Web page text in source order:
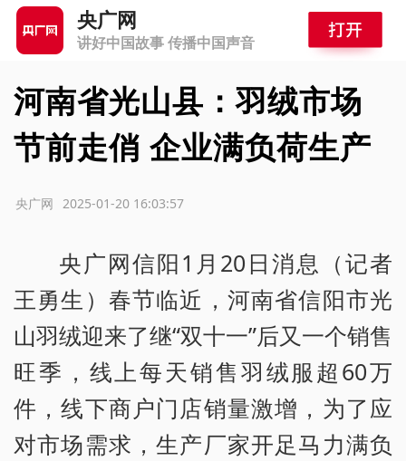
央广网
讲好中国故事 传播中国声音
河南省光山县：羽绒市场
节前走俏 企业满负荷生产
2025-01-20 16:03:57
央广网
央广网信阳1月20日消息（记者
王勇生）春节临近，河南省信阳市光
山羽绒迎来了继“双十一”后又一个销售
旺季，线上每天销售羽绒服超60万
件，线下商户门店销量激增，为了应
对市场需求，生产厂家开足马力满负